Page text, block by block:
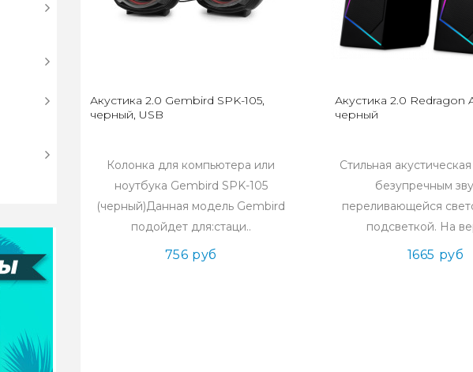
Акустика 2.0 Gembird SPK-105,
черный, USB
Колонка для компьютера или
ноутбука Gembird SPK-105
(черный)Данная модель Gembird
подойдет для:стаци..
756 руб
Акустика 2.0 Redragon
черный
Стильная
безупречным
переливающейся
подсветкой. На
1665 руб